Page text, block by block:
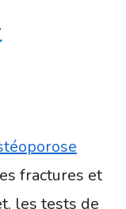
fractures et
les tests de